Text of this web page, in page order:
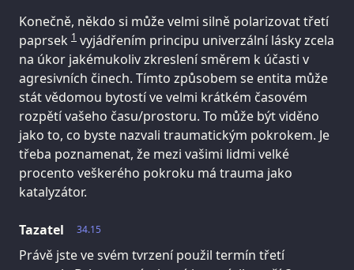
Konečně, někdo si může velmi silně polarizovat třetí
paprsek 1 vyjádřením principu univerzální lásky zcela
na úkor jakémukoliv zkreslení směrem k účasti v
agresivních činech. Tímto způsobem se entita může
stát vědomou bytostí ve velmi krátkém časovém
rozpětí vašeho času/prostoru. To může být viděno
jako to, co byste nazvali traumatickým pokrokem. Je
třeba poznamenat, že mezi vašimi lidmi velké
procento veškerého pokroku má trauma jako
katalyzátor.
34.15
Tazatel
Právě jste ve svém tvrzení použil termín třetí